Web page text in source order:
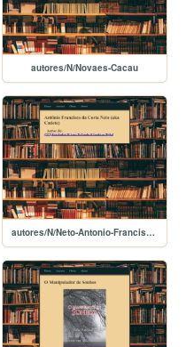
autores/N/Novaes-Cacau
autores/N/Neto-Antonio-Francisco-da-Costa